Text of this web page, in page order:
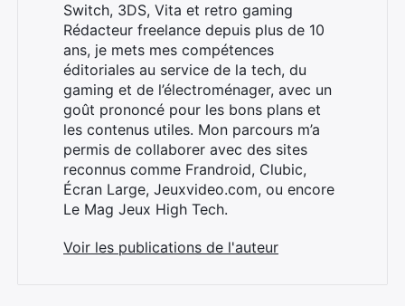
Switch, 3DS, Vita et retro gaming
Rédacteur freelance depuis plus de 10
ans, je mets mes compétences
éditoriales au service de la tech, du
gaming et de l’électroménager, avec un
goût prononcé pour les bons plans et
les contenus utiles. Mon parcours m’a
permis de collaborer avec des sites
reconnus comme Frandroid, Clubic,
Écran Large, Jeuxvideo.com, ou encore
Le Mag Jeux High Tech.
Voir les publications de l'auteur
Rechercher